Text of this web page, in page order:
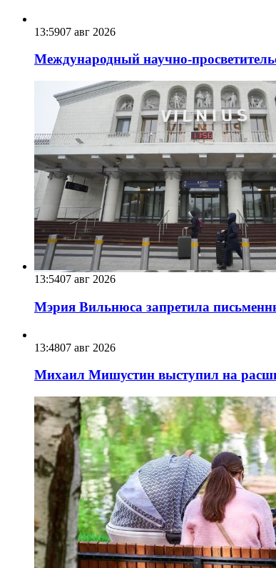
13:5907 авг 2026
Международный научно-
13:5407 авг 2026
Мэрия Вильнюса запретила
13:4807 авг 2026
Михаил Мишустин выступил на